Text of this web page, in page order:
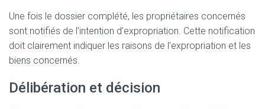
Une fois le dossier complété, les propriétaires concernés
sont notifiés de l’intention d’expropriation. Cette notification
doit clairement indiquer les raisons de l’expropriation et les
biens concernés.
Délibération et décision